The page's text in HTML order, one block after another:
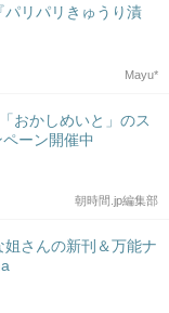
リパリきゅうり漬
Mayu*
おかしめいと」のス
ーン開催中
朝時間.jp編集部
姐さんの新刊＆万能ナ